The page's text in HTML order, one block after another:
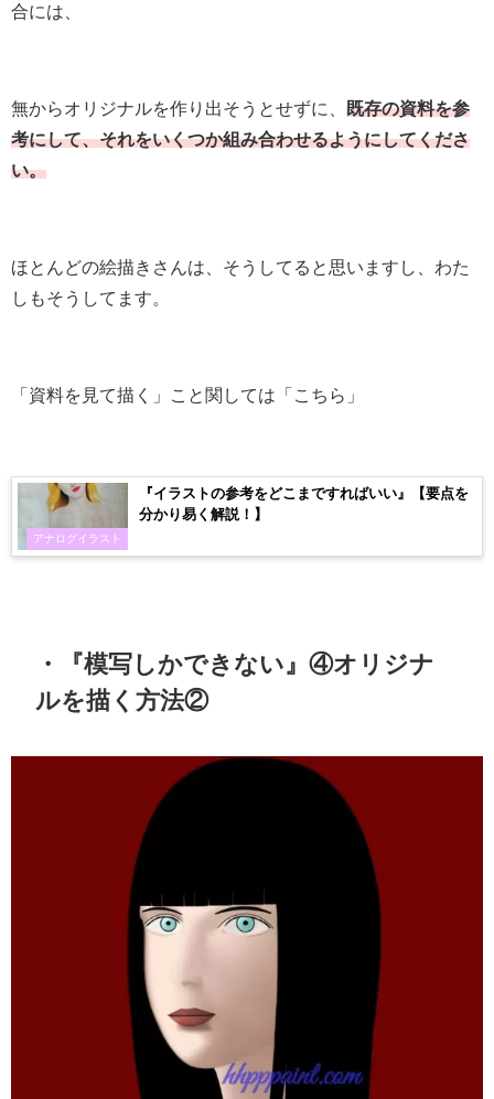
合には、
無からオリジナルを作り出そうとせずに、 既存の資料を参
考にして、それをいくつか組み合わせるようにしてくださ
い。
ほとんどの絵描きさんは、そうしてると思いますし、わた
しもそうしてます。
「資料を見て描く」こと関しては「こちら」
アナログイラスト
『イラストの参考をどこまですればいい』【要点を
分かり易く解説！】
・『模写しかできない』④オリジナ
ルを描く方法②